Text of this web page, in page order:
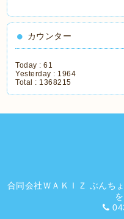
カウンター
Today :61
Yesterday : 1964
Total : 1368215
合同会社ＷＡＫＩＺ ぶんち